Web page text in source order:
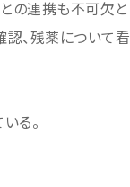
連携も不可欠と
、残薬について
る。